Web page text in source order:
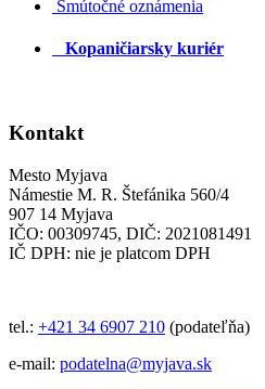
Smútočné oznámenia
Kopaničiarsky kuriér
Kontakt
Mesto Myjava
Námestie M. R. Štefánika 560/4
907 14 Myjava
IČO: 00309745, DIČ: 2021081491
IČ DPH: nie je platcom DPH
tel.: +421 34 6907 210 (podateľňa)
e-mail: podatelna@myjava.sk